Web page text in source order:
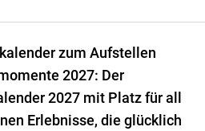
zum Aufstellen
2027: Der
2027 mit Platz für all
Erlebnisse, die glücklich